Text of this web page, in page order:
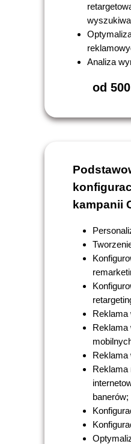
Analiza
od 500
kampanii
Reklama
Reklama
Reklama
Reklama
banerów;